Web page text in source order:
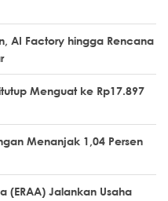
AI Factory hingga Rencana
Menguat ke Rp17.897
Menanjak 1,04 Persen
(ERAA) Jalankan Usaha